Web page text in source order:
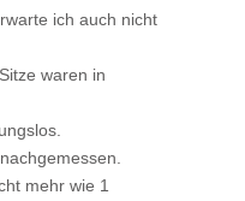
ich auch nicht
waren in
mehr wie 1